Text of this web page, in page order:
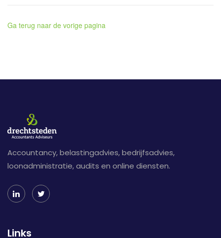
Ga terug naar de vorige pagina
Accountancy, belastingadvies, bedrijfsadvies,
loonadministratie, audits en online diensten.
Links